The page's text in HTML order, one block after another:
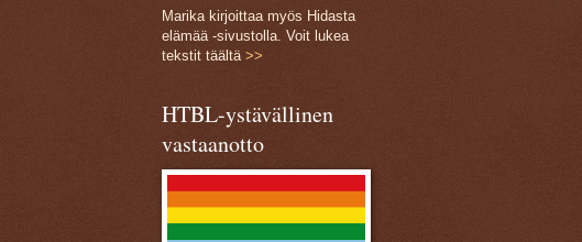
Marika kirjoittaa myös Hidasta
elämää -sivustolla. Voit lukea
tekstit täältä>>
HTBL-ystävällinen
vastaanotto